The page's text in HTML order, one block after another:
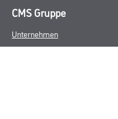
CMS Gruppe
Unternehmen
Aktuelles